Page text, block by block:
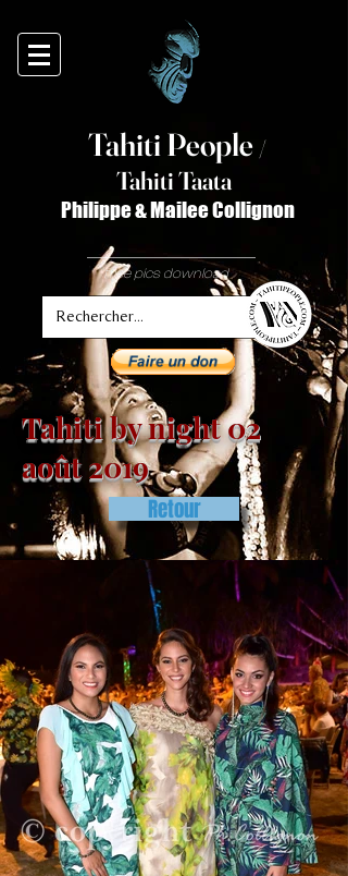
Tahiti People /
Tahiti Taata
Philippe & Mailee Collignon
free pics download
Tahiti by night 02
août 2019
Retour